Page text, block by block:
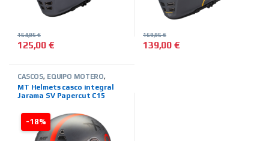
125,00€
154,95€
Este producto tiene múltiples variantes. Las opciones se
139,00€
169,95€
Este producto tiene múltiples
-18%
CASCOS, EQUIPO MOTERO,
INTEGRALES
HELMETS,TIENDA ON LINE
MT Helmets casco integral
Jarama SV Papercut C15